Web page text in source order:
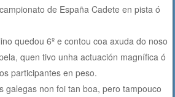
de España Cadete en pista ó
quedou 6º e contou coa axuda do noso
quen tivo unha actuación magnífica ó
participantes en peso.
galegas non foi tan boa, pero tampouco